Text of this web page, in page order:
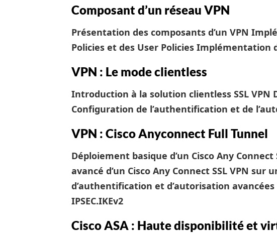
Composant d’un réseau VPN
Présentation des composants d’un VPN
Policies et des User Policies Implémentation
VPN : Le mode clientless
Introduction à la solution clientless SSL VPN
Configuration de l’authentification et de
VPN : Cisco Anyconnect Full Tunnel
Déploiement basique d’un Cisco Any Connect
avancé d’un Cisco Any Connect SSL VPN sur
d’authentification et d’autorisation avancées
IPSEC.IKEv2
Cisco ASA : Haute disponibilité et